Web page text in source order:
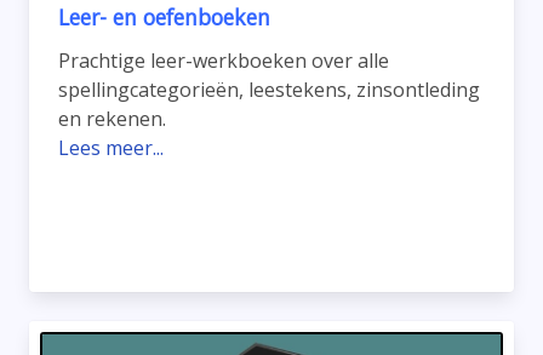
Leer- en oefenboeken
Prachtige leer-werkboeken over alle
spellingcategorieën, leestekens, zinsontleding
en rekenen.
Lees meer...